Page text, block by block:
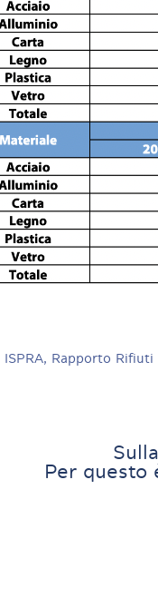
ISPRA, Rapporto
Per questo